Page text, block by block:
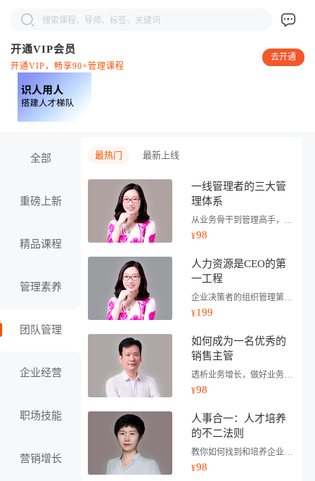
开通VIP会员
开通VIP，畅享90+管理课程
去开通
全部
重磅上新
精品课程
管理素养
团队管理
企业经营
职场技能
营销增长
最热门 最新上线
一线管理者的三大管
理体系
从业务骨干到管理高手，你需要三大管理体系
¥98
人力资源是CEO的第
一工程
企业决策者的组织管理第一课
¥199
如何成为一名优秀的
销售主管
透析业务增长，做好业务底层架构建设
¥98
人事合一：人才培养
的不二法则
教你如何找到和培养企业需要的人才！
¥98